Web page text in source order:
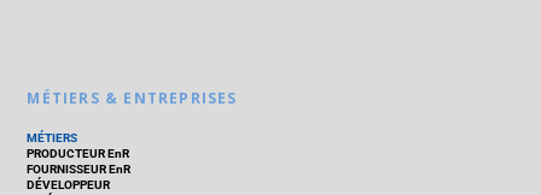
MÉTIERS & ENTREPRISES
MÉTIERS
PRODUCTEUR EnR
FOURNISSEUR EnR
DÉVELOPPEUR